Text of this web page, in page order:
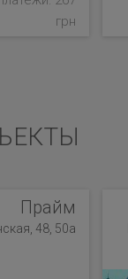
грн
Прайм
48, 50а